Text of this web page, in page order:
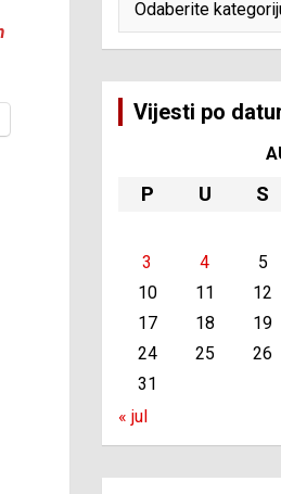
Vijesti po
P U S
3
4 5
10
11 12
17
18 19
24
25 26
31
« jul